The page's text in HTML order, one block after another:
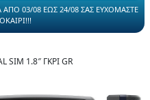
03/08 ΕΩΣ 24/08 ΣΑΣ ΕΥΧΟΜΑΣΤΕ
SIM 1.8″ ΓΚΡΙ GR